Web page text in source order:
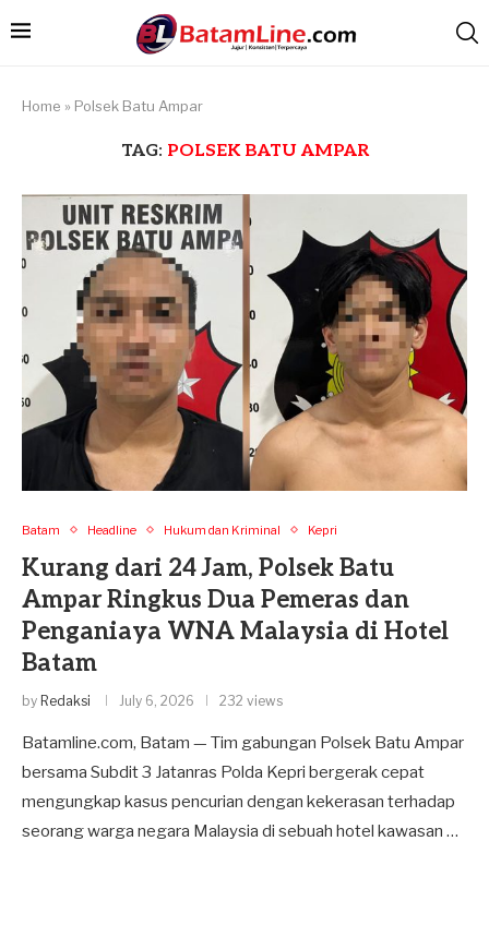
Home » Polsek Batu Ampar
TAG: POLSEK BATU AMPAR
Batam Headline Hukum dan Kriminal Kepri
Kurang dari 24 Jam, Polsek Batu
Ampar Ringkus Dua Pemeras dan
Penganiaya WNA Malaysia di Hotel
Batam
by Redaksi July 6, 2026 232 views
Batamline.com, Batam — Tim gabungan Polsek Batu Ampar
bersama Subdit 3 Jatanras Polda Kepri bergerak cepat
mengungkap kasus pencurian dengan kekerasan terhadap
seorang warga negara Malaysia di sebuah hotel kawasan …